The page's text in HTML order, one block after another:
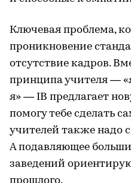
Ключевая проблема,
проникновение
отсутствие кадров.
принципа учителя —
я» — IB предлагает
помогу тебе сделать
учителей также надо
А подавляющее
заведений